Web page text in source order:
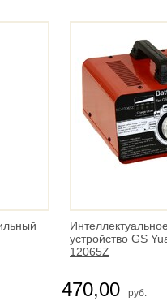
устройство GS
12065Z
470,00 руб.